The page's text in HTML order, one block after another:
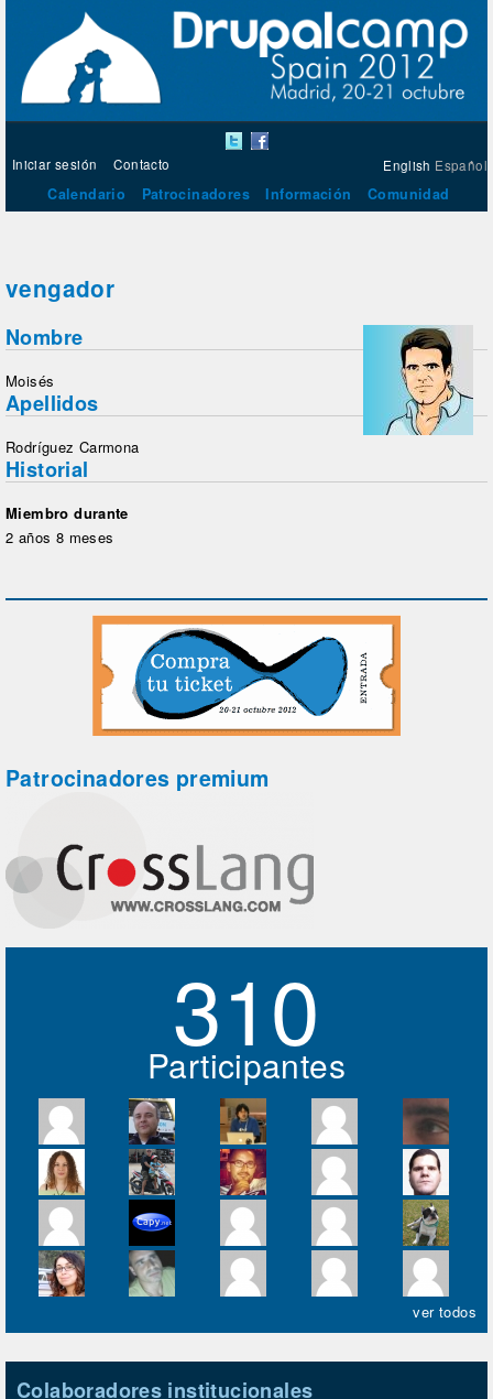
English Español
Iniciar sesión Contacto
Calendario Patrocinadores Información Comunidad
vengador
Nombre
Moisés
Apellidos
Rodríguez Carmona
Historial
Miembro durante
2 años 8 meses
Patrocinadores premium
310
Participantes
ver todos
Colaboradores institucionales